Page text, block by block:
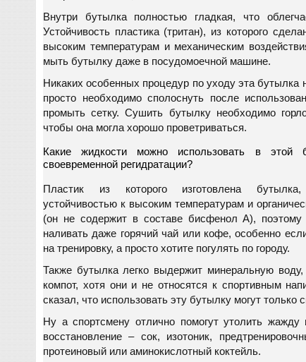
Внутри бутылка полностью гладкая, что
Устойчивость пластика (тритан), из которого
высоким температурам и механическим
мыть бутылку даже в посудомоечной машине.
Никаких особенных процедур по уходу эта бутылка
просто необходимо сполоснуть после
промыть сетку. Сушить бутылку необходимо
чтобы она могла хорошо проветриваться.
Какие жидкости можно использовать в этой
своевременной регидратации?
Пластик из которого изготовлена бутылка,
устойчивостью к высоким температурам и
(он не содержит в составе бисфенол А),
наливать даже горячий чай или кофе, особенно
на тренировку, а просто хотите погулять по городу.
Также бутылка легко выдержит минеральную
компот, хотя они и не относятся к спортивным
сказал, что использовать эту бутылку могут только
Ну а спортсмену отлично помогут утолить жажду
восстановление – сок, изотоник,
протеиновый или аминокислотный коктейль.